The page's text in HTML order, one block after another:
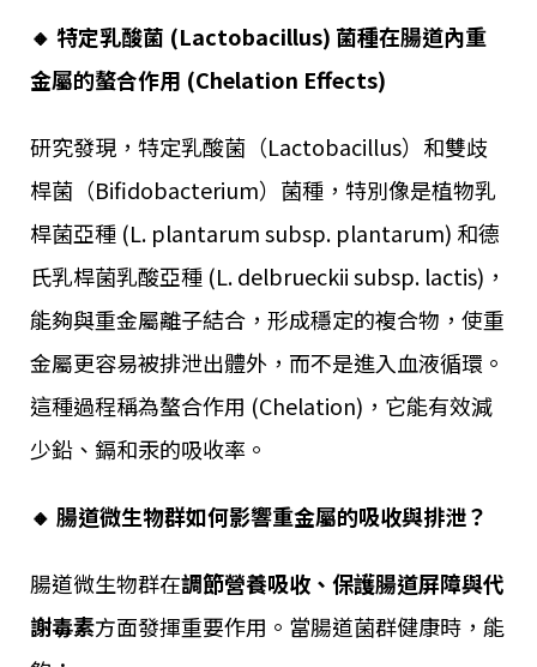
🔸 特定乳酸菌 (Lactobacillus) 菌種在腸道內重
金屬的螯合作用 (Chelation Effects)
研究發現，特定乳酸菌（Lactobacillus）和雙歧
桿菌（Bifidobacterium）菌種，特別像是植物乳
桿菌亞種 (L. plantarum subsp. plantarum) 和德
氏乳桿菌乳酸亞種 (L. delbrueckii subsp. lactis)，
能夠與重金屬離子結合，形成穩定的複合物，使重
金屬更容易被排泄出體外，而不是進入血液循環。
這種過程稱為螯合作用 (Chelation)，它能有效減
少鉛、鎘和汞的吸收率。
🔸 腸道微生物群如何影響重金屬的吸收與排泄？
腸道微生物群在調節營養吸收、保護腸道屏障與代
謝毒素方面發揮重要作用。當腸道菌群健康時，能